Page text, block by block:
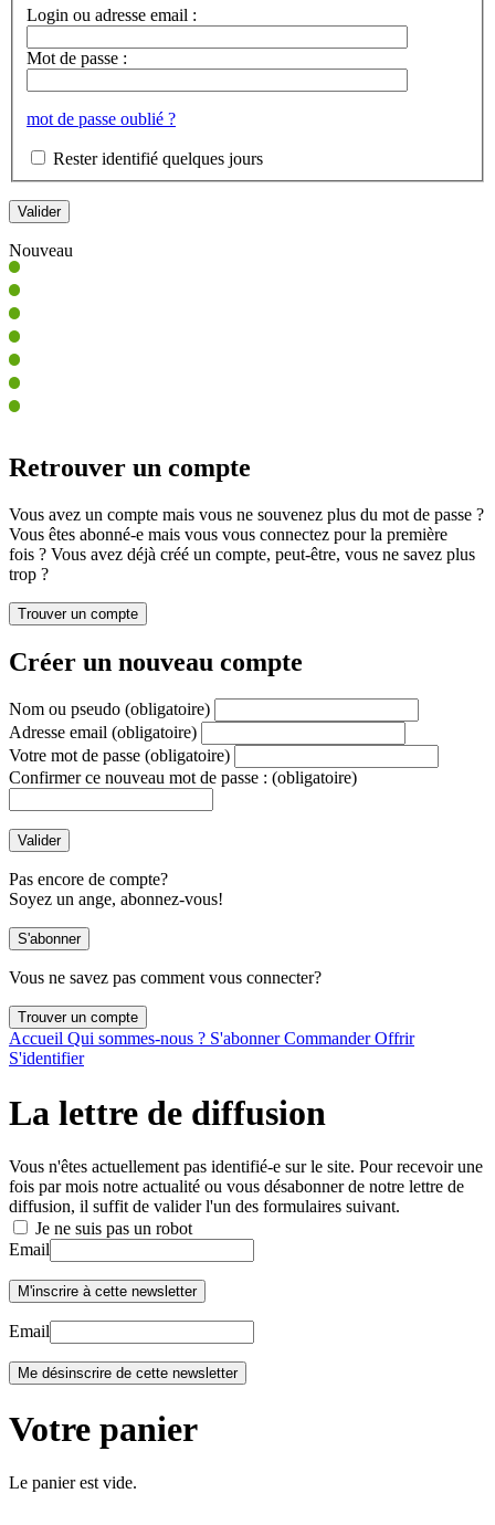
Login ou adresse email :
Mot de passe :
mot de passe oublié ?
Rester identifié quelques jours
Nouveau
Retrouver un compte
Vous avez un compte mais vous ne souvenez plus du mot de passe ?
Vous êtes abonné-e mais vous vous connectez pour la première
fois ? Vous avez déjà créé un compte, peut-être, vous ne savez plus
trop ?
Créer un nouveau compte
Nom ou pseudo (obligatoire)
Adresse email (obligatoire)
Votre mot de passe (obligatoire)
Confirmer ce nouveau mot de passe : (obligatoire)
Pas encore de compte?
Soyez un ange, abonnez-vous!
Vous ne savez pas comment vous connecter?
Accueil Qui sommes-nous ? S'abonnerCommanderOffrir
S'identifier
La lettre de diffusion
Vous n'êtes actuellement pas identifié-e sur le site. Pour recevoir une
fois par mois notre actualité ou vous désabonner de notre lettre de
diffusion, il suffit de valider l'un des formulaires suivant.
Je ne suis pas un robot
Email
Email
Votre panier
Le panier est vide.